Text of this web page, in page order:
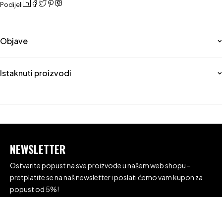
Podijeli
Objave
Istaknuti proizvodi
NEWSLETTER
Ostvarite popust na sve proizvode u našem web shopu –
pretplatite se na naš newsletter i poslati ćemo vam kupon za
popust od 5%!